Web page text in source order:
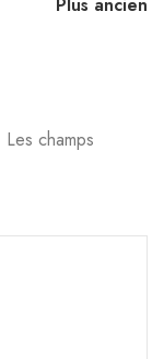
Plus ancien
Les champs